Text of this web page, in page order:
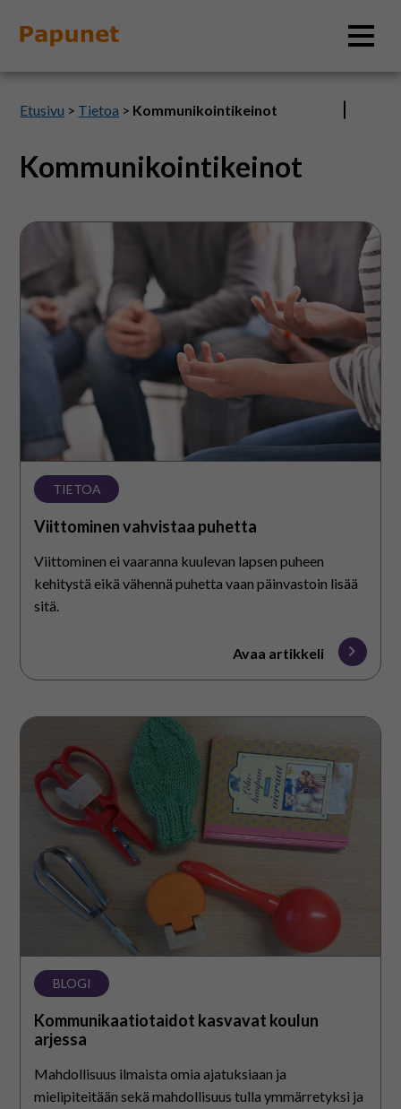
Kuvatyökalut
Saavutettavuus
På svenska
In English
Etusivu > Tietoa > Kommunikointikeinot
Kommunikointikeinot
Viittominen
puhetta
TIETOA
Viittominen vahvistaa puhetta
Viittominen ei vaaranna kuulevan lapsen puheen
kehitystä eikä vähennä puhetta vaan päinvastoin lisää
sitä.
Avaa artikkeli
Kommunikaatiotaidot
kasvavat
koulun
arjessa
BLOGI
Kommunikaatiotaidot kasvavat koulun
arjessa
Mahdollisuus ilmaista omia ajatuksiaan ja
mielipiteitään sekä mahdollisuus tulla ymmärretyksi ja